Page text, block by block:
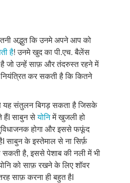
अद्भुत कि उनमे अपने आप को
है! उनमे खुद का पी.एच. बैलेंस
जो उन्हें साफ़ और तंदरुस्त रहने में
कर सकती है कि कितने
यह संतुलन बिगड़ सकता है जिसके
हैंI साबुन सेयोनिमें खुजली हो
होगा और इससे फफूंद
साबुन के इस्तेमाल से ना सिर्फ़
सकती है, इससे पेशाब की नली में भी
को साफ़ रखने के लिए शॉवर
साफ़ करना ही बहुत हैI